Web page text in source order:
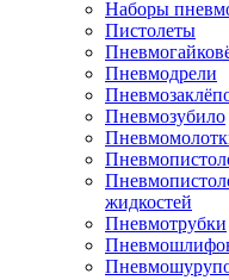
Наборы
Пистолеты
Пневмодрели
Пневмозубило
жидкостей
Пневмотрубки